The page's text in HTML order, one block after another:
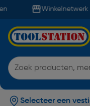
Winkelnetwerk
Selecteer een